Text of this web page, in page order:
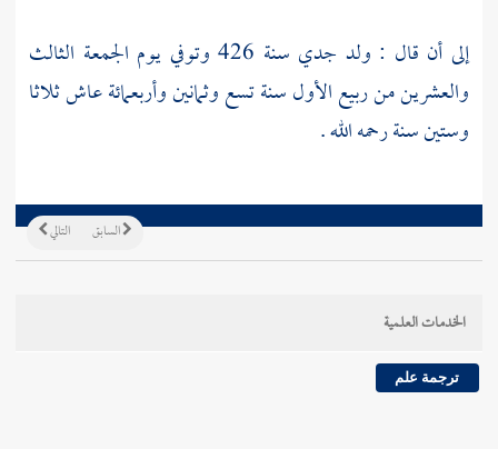
إلى أن قال : ولد جدي سنة 426 وتوفي يوم الجمعة الثالث
والعشرين من ربيع الأول سنة تسع وثمانين وأربعمائة عاش ثلاثا
وستين سنة رحمه الله .
التالي السابق
الخدمات العلمية
ترجمة علم